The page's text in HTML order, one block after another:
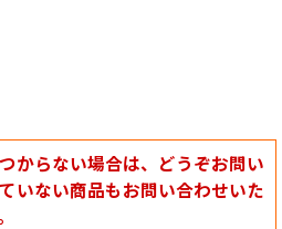
からない場合は、どうぞお問い
いない商品もお問い合わせいた